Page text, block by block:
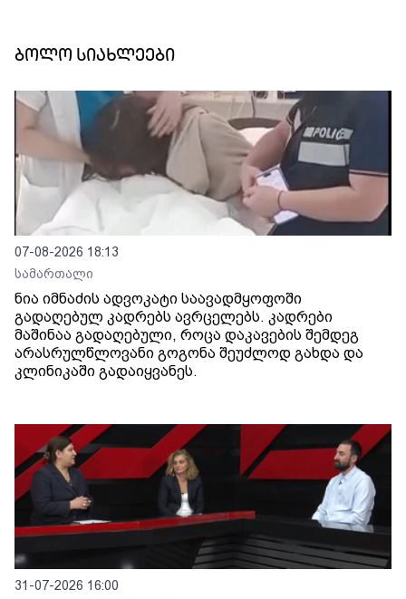
ბოლო სიახლეები
07-08-2026 18:13
სამართალი
ნია იმნაძის ადვოკატი საავადმყოფოში
გადაღებულ კადრებს ავრცელებს. კადრები
მაშინაა გადაღებული, როცა დაკავების შემდეგ
არასრულწლოვანი გოგონა შეუძლოდ გახდა და
კლინიკაში გადაიყვანეს.
31-07-2026 16:00